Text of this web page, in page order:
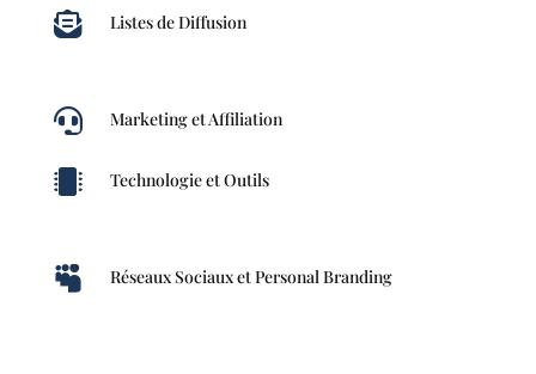
 Listes de Diffusion
 Marketing et Affiliation
 Technologie et Outils
 Réseaux Sociaux et Personal Branding